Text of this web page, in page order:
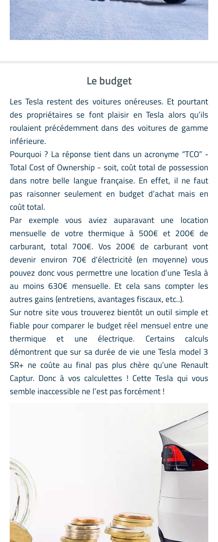
Le budget
Les Tesla restent des voitures onéreuses. Et pourtant
des propriétaires se font plaisir en Tesla alors qu’ils
roulaient précédemment dans des voitures de gamme
inférieure.
Pourquoi ? La réponse tient dans un acronyme “TCO” -
Total Cost of Ownership - soit, coût total de possession
dans notre belle langue française. En effet, il ne faut
pas raisonner seulement en budget d’achat mais en
coût total.
Par exemple vous aviez auparavant une location
mensuelle de votre thermique à 500€ et 200€ de
carburant, total 700€. Vos 200€ de carburant vont
devenir environ 70€ d'électricité (en moyenne) vous
pouvez donc vous permettre une location d’une Tesla à
au moins 630€ mensuelle. Et cela sans compter les
autres gains (entretiens, avantages fiscaux, etc..).
Sur notre site vous trouverez bientôt un outil simple et
fiable pour comparer le budget réel mensuel entre une
thermique et une électrique. Certains calculs
démontrent que sur sa durée de vie une Tesla model 3
SR+ ne coûte au final pas plus chère qu’une Renault
Captur. Donc à vos calculettes ! Cette Tesla qui vous
semble inaccessible ne l’est pas forcément !